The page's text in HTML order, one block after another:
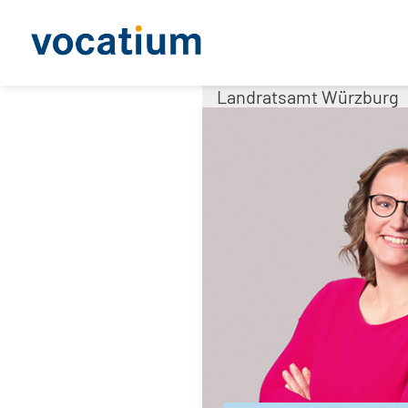
Landratsamt Würzburg